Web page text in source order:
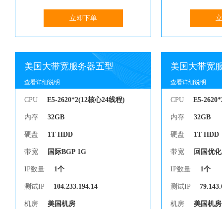
立即下单
美国大带宽服务器五型
查看详细说明
CPU E5-2620*2(12核心24线程)
内存 32GB
硬盘 1T HDD
带宽 国际BGP 1G
IP数量 1个
测试IP 104.233.194.14
机房 美国机房
美国大带宽
查看详细说明
CPU E5-
内存 32GB
硬盘 1T HDD
带宽 回国优
IP数量 1个
测试IP
机房 美国机房